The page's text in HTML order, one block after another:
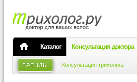
Каталог Консультация доктора
БРЕНДЫ Консультация трихолога